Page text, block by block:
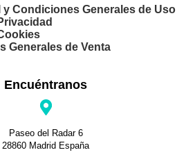
y Condiciones Generales de Uso
Generales de Venta
Encuéntranos
Paseo del Radar 6
28860 Madrid España